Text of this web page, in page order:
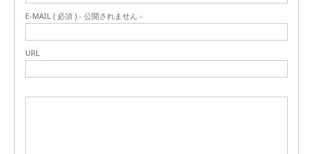
E-MAIL ( 必須 ) - 公開されません -
URL